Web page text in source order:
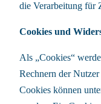
die Verarbeitung für
Cookies und
Als „Cookies“
Rechnern der
Cookies können